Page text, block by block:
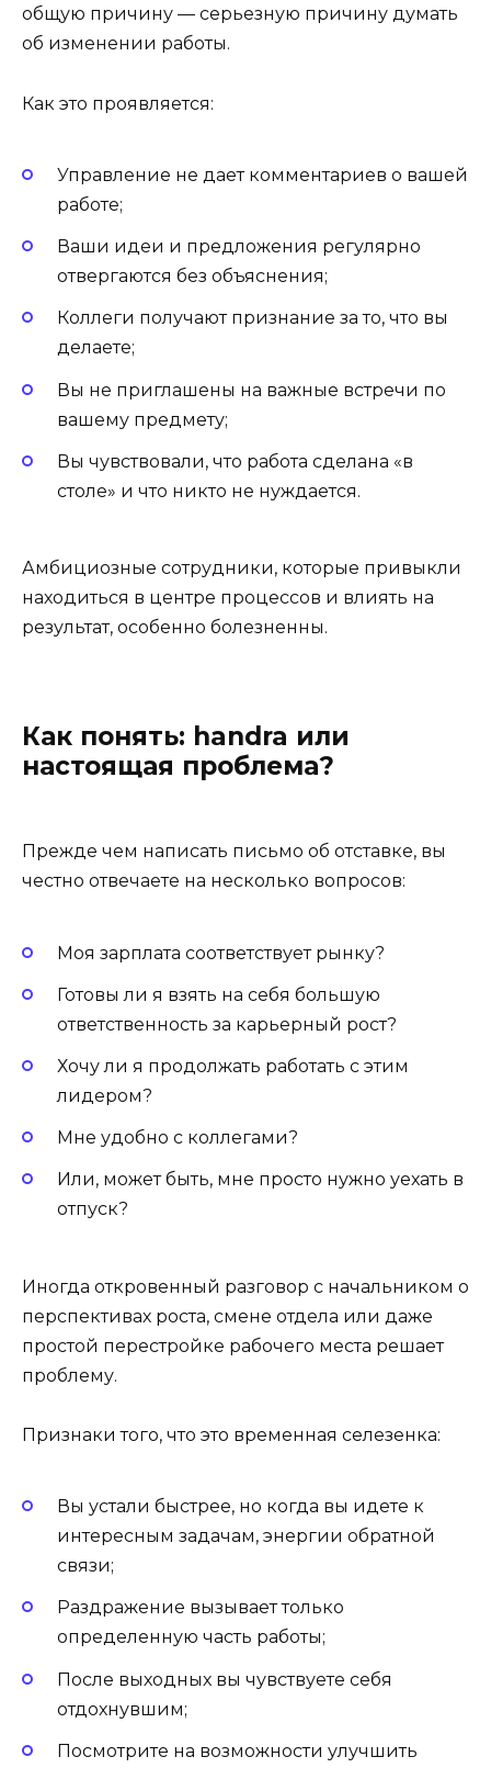
общую причину — серьезную причину думать
об изменении работы.
Как это проявляется:
Управление не дает комментариев о вашей
работе;
Ваши идеи и предложения регулярно
отвергаются без объяснения;
Коллеги получают признание за то, что вы
делаете;
Вы не приглашены на важные встречи по
вашему предмету;
Вы чувствовали, что работа сделана «в
столе» и что никто не нуждается.
Амбициозные сотрудники, которые привыкли
находиться в центре процессов и влиять на
результат, особенно болезненны.
Как понять: handra или
настоящая проблема?
Прежде чем написать письмо об отставке, вы
честно отвечаете на несколько вопросов:
Моя зарплата соответствует рынку?
Готовы ли я взять на себя большую
ответственность за карьерный рост?
Хочу ли я продолжать работать с этим
лидером?
Мне удобно с коллегами?
Или, может быть, мне просто нужно уехать в
отпуск?
Иногда откровенный разговор с начальником о
перспективах роста, смене отдела или даже
простой перестройке рабочего места решает
проблему.
Признаки того, что это временная селезенка:
Вы устали быстрее, но когда вы идете к
интересным задачам, энергии обратной
связи;
Раздражение вызывает только
определенную часть работы;
После выходных вы чувствуете себя
отдохнувшим;
Посмотрите на возможности улучшить